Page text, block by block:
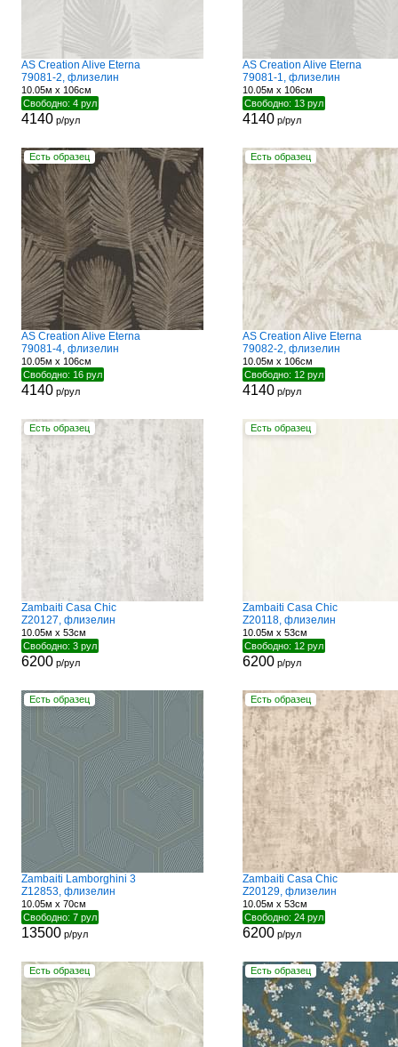
AS Creation Alive Eterna
79081-2, флизелин
10.05м x 106см
Свободно: 4 рул
4140р/рул
AS Creation Alive Eterna
79081-1, флизелин
10.05м x 106см
Свободно: 13 рул
4140р/рул
Есть образец
AS Creation Alive Eterna
79081-4, флизелин
10.05м x 106см
Свободно: 16 рул
4140р/рул
Есть образец
AS Creation Alive Eterna
79082-2, флизелин
10.05м x 106см
Свободно: 12 рул
4140р/рул
Есть образец
Zambaiti Casa Chic
Z20127, флизелин
10.05м x 53см
Свободно: 3 рул
6200р/рул
Есть образец
Zambaiti Casa Chic
Z20118, флизелин
10.05м x 53см
Свободно: 12 рул
6200р/рул
Есть образец
Zambaiti Lamborghini 3
Z12853, флизелин
10.05м x 70см
Свободно: 7 рул
13500р/рул
Есть образец
Zambaiti Casa Chic
Z20129, флизелин
10.05м x 53см
Свободно: 24 рул
6200р/рул
Есть образец Есть образец